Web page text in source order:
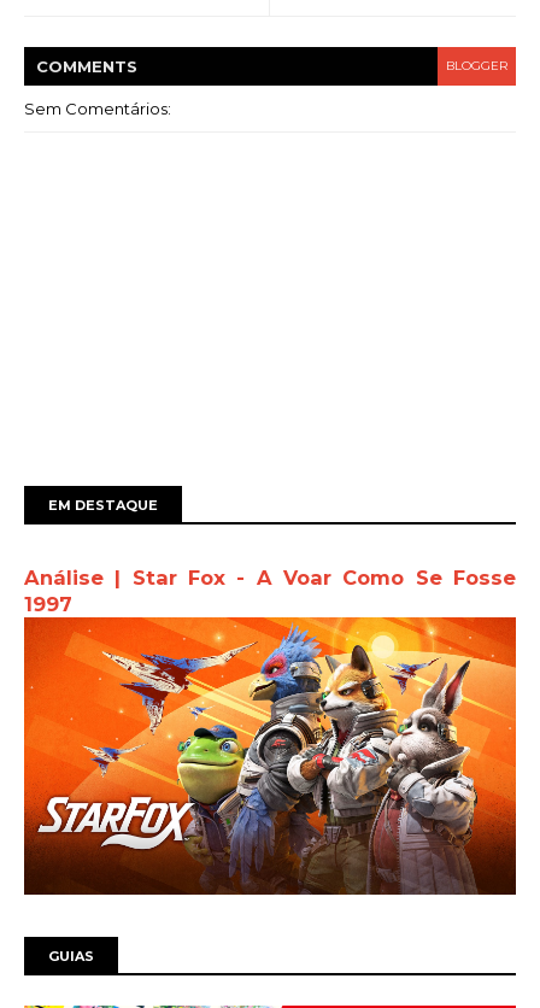
COMMENTS BLOGGER
Sem Comentários:
EM DESTAQUE
Análise | Star Fox - A Voar Como Se Fosse
1997
GUIAS